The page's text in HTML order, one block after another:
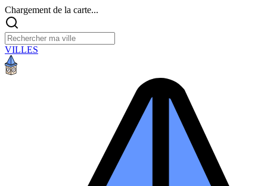
Chargement de la carte...
VILLES